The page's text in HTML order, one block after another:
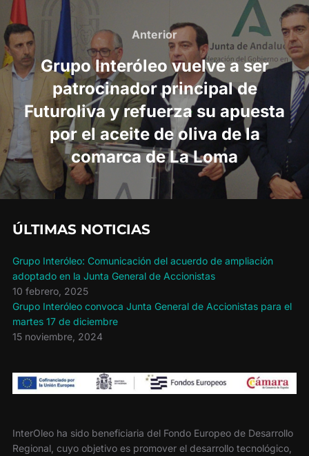
Navegación
de
entradas
Anterior
Anterior
Grupo Interóleo vuelve a ser
patrocinador principal de
Futuroliva y refuerza su apuesta
por el aceite de oliva de la
comarca de La Loma
ÚLTIMAS NOTICIAS
Grupo Interóleo: Comunicación del acuerdo de ampliación
adoptado en la Junta General de Accionistas
10 febrero, 2025
Grupo Interóleo convoca Junta General de Accionistas para el
martes 17 de diciembre
15 noviembre, 2024
InterOleo ha sido beneficiaria del Fondo Europeo de Desarrollo
Regional, cuyo objetivo es promover el desarrollo tecnológico,